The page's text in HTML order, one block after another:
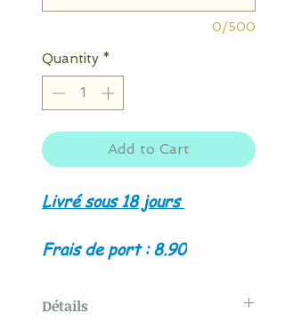
0/500
Quantity *
Add to Cart
Livré sous 18 jours
Frais de port : 8.90
Détails